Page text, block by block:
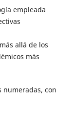
empleada
allá de los
más
numeradas, con